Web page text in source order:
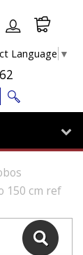
Language ▼
150 cm ref